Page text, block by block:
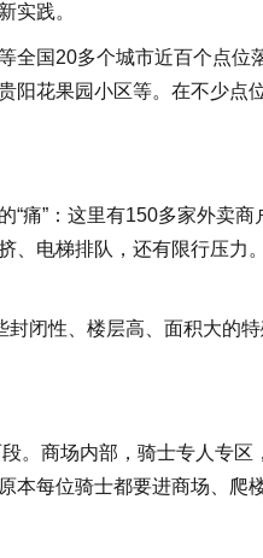
实践。
全国20多个城市近百个点位
阳花果园小区等。在不少点
痛”：这里有150多家外卖
电梯排队，还有限行压力
闭性、楼层高、面积大的
。商场内部，骑士专人专区
每位骑士都要进商场、爬